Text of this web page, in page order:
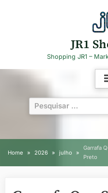
JR1
Shopping JR1 –
Pesquisar
por:
Home 2026 julho
Garrafa
Preto